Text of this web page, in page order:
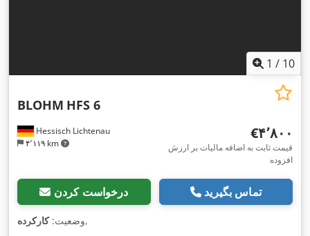
1 / 10
Hessisch Lichtenau
۴٬۱۱۹ km
BLOHM HFS 6
‎€۴٬۸۰۰
قیمت ثابت به اضافه مالیات بر ارزش
افزوده
درخواست کردن تماس بگیرید
وضعیت:کارکرده ,